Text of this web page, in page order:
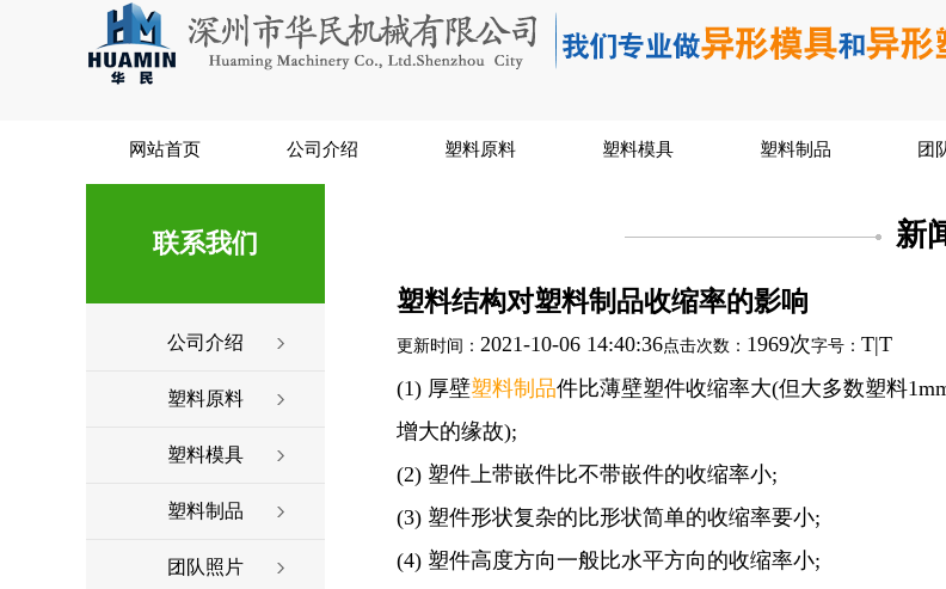
网站首页 公司介绍 塑料原料 塑料模具 塑料制品 团
联系我们
公司介绍
塑料原料
塑料模具
塑料制品
团队照片
新
塑料结构对塑料制品收缩率的影响
更新时间： 2021-10-06 14:40:36点击次数： 1969次字号： T|T
(1) 厚壁塑料制品件比薄壁塑件收缩率大(但大多数塑料
增大的缘故);
(2) 塑件上带嵌件比不带嵌件的收缩率小;
(3) 塑件形状复杂的比形状简单的收缩率要小;
(4) 塑件高度方向一般比水平方向的收缩率小;